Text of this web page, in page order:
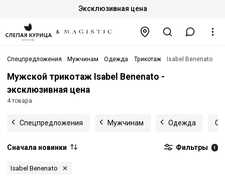
Эксклюзивная цена
Спецпредложения Мужчинам Одежда Трикотаж Isabel Benenato
Мужской трикотаж Isabel Benenato -
эксклюзивная цена
4 товара
Спецпредложения Мужчинам Одежда
Сначала новинки Фильтры 1
Isabel Benenato